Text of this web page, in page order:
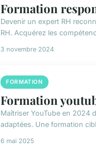
Formation
Devenir un expert RH
RH. Acquérez les
3 novembre 2024
FORMATION
Formation
Maîtriser YouTube en 2024
adaptées. Une formation
6 mai 2025